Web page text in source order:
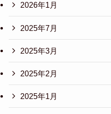
2026年1月
2025年7月
2025年3月
2025年2月
2025年1月